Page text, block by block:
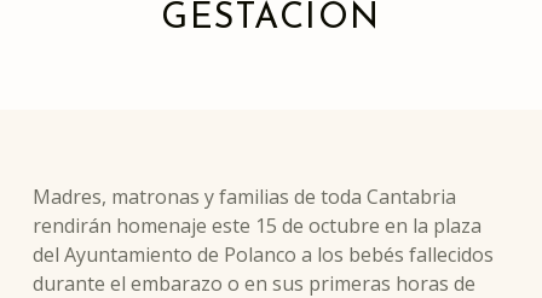
GESTACIÓN
Madres, matronas y familias de toda Cantabria
rendirán homenaje este 15 de octubre en la plaza
del Ayuntamiento de Polanco a los bebés fallecidos
durante el embarazo o en sus primeras horas de